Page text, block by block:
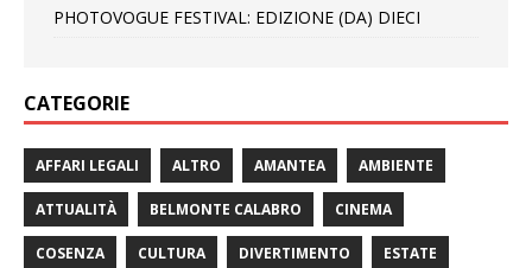
PHOTOVOGUE FESTIVAL: EDIZIONE (DA) DIECI
CATEGORIE
AFFARI LEGALI ALTRO AMANTEA AMBIENTE
ATTUALITÀ BELMONTE CALABRO CINEMA
COSENZA CULTURA DIVERTIMENTO ESTATE